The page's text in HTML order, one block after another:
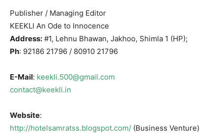
Publisher / Managing Editor
KEEKLI An Ode to Innocence
Address: #1, Lehnu Bhawan, Jakhoo, Shimla 1 (HP);
Ph: 92186 21796 / 80910 21796
E-Mail: keekli.500@gmail.com
contact@keekli.in
Website:
http://hotelsamratss.blogspot.com/ (Business Venture)